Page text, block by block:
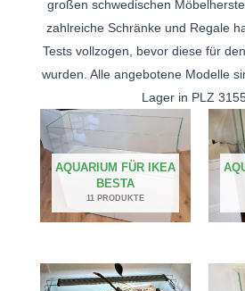
großen schwedischen
zahlreiche Schränke und Regale
Tests vollzogen, bevor diese für
wurden. Alle angebotene Modelle
Lager in PLZ
AQUARIUM FÜR IKEA
BESTA
11 PRODUKTE